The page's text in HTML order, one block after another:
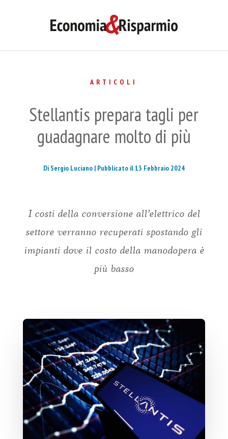
ARTICOLI
Stellantis prepara tagli per
guadagnare molto di più
Di Sergio Luciano | Pubblicato il 13 Febbraio 2024
I costi della conversione all’elettrico del
settore verranno recuperati spostando gli
impianti dove il costo della manodopera è
più basso